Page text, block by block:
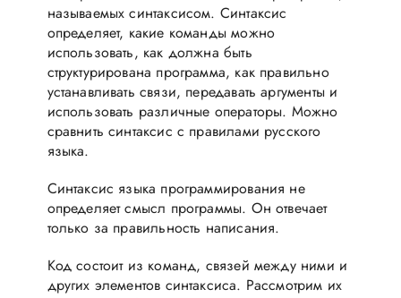
называемых синтаксисом. Синтаксис
определяет, какие команды можно
использовать, как должна быть
структурирована программа, как правильно
устанавливать связи, передавать аргументы и
использовать различные операторы. Можно
сравнить синтаксис с правилами русского
языка.
Синтаксис языка программирования не
определяет смысл программы. Он отвечает
только за правильность написания.
Код состоит из команд, связей между ними и
других элементов синтаксиса. Рассмотрим их